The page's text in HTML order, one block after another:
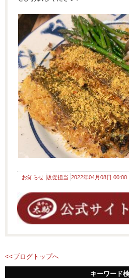
お知らせ 販促担当 2022年04月08日 00:00
<<ブログトップへ
キーワード